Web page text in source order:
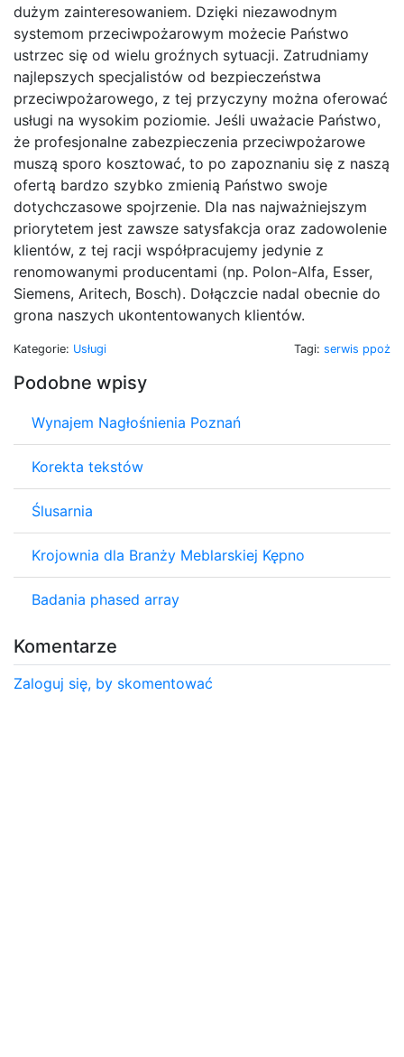
dużym zainteresowaniem. Dzięki niezawodnym
systemom przeciwpożarowym możecie Państwo
ustrzec się od wielu groźnych sytuacji. Zatrudniamy
najlepszych specjalistów od bezpieczeństwa
przeciwpożarowego, z tej przyczyny można oferować
usługi na wysokim poziomie. Jeśli uważacie Państwo,
że profesjonalne zabezpieczenia przeciwpożarowe
muszą sporo kosztować, to po zapoznaniu się z naszą
ofertą bardzo szybko zmienią Państwo swoje
dotychczasowe spojrzenie. Dla nas najważniejszym
priorytetem jest zawsze satysfakcja oraz zadowolenie
klientów, z tej racji współpracujemy jedynie z
renomowanymi producentami (np. Polon-Alfa, Esser,
Siemens, Aritech, Bosch). Dołączcie nadal obecnie do
grona naszych ukontentowanych klientów.
Kategorie: Usługi Tagi: serwis ppoż
Podobne wpisy
Wynajem Nagłośnienia Poznań
Korekta tekstów
Ślusarnia
Krojownia dla Branży Meblarskiej Kępno
Badania phased array
Komentarze
Zaloguj się, by skomentować